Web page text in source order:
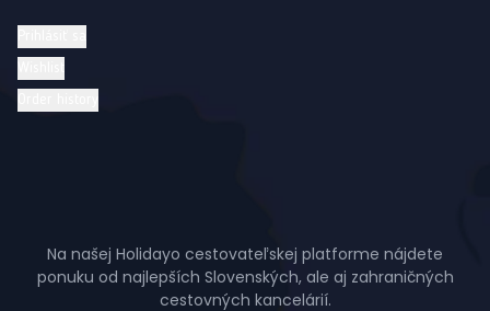
Na našej Holidayo cestovateľskej platforme nájdete
ponuku od najlepších Slovenských, ale aj zahraničných
cestovných kancelárií.